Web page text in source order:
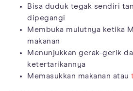
Bisa duduk tegak sendiri
dipegangi
Membuka mulutnya ketika
makanan
Menunjukkan gerak-gerik
ketertarikannya
Memasukkan makanan atau